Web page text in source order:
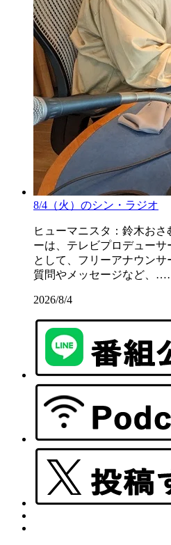
8/4（火）のシン・ラジオ
ヒューマニスタ：鈴木お
ーは、テレビプロデューサ
として、フリーアナウンサ
質問やメッセージなど、
2026/8/4